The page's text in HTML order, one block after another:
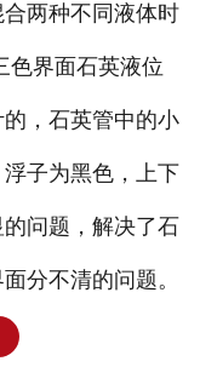
两种不同液体时
色界面石英液位
，石英管中的小
子为黑色，上下
问题，解决了石
分不清的问题。